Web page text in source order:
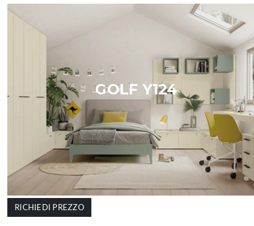
GOLF Y124
RICHIEDI PREZZO